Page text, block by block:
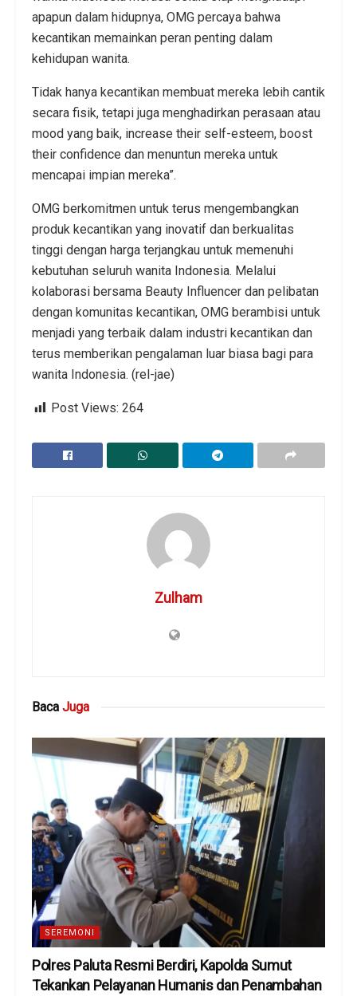
apapun dalam hidupnya, OMG percaya bahwa
kecantikan memainkan peran penting dalam
kehidupan wanita.
Tidak hanya kecantikan membuat mereka lebih cantik
secara fisik, tetapi juga menghadirkan perasaan atau
mood yang baik, increase their self-esteem, boost
their confidence dan menuntun mereka untuk
mencapai impian mereka”.
OMG berkomitmen untuk terus mengembangkan
produk kecantikan yang inovatif dan berkualitas
tinggi dengan harga terjangkau untuk memenuhi
kebutuhan seluruh wanita Indonesia. Melalui
kolaborasi bersama Beauty Influencer dan pelibatan
dengan komunitas kecantikan, OMG berambisi untuk
menjadi yang terbaik dalam industri kecantikan dan
terus memberikan pengalaman luar biasa bagi para
wanita Indonesia. (rel-jae)
Post Views: 264
Zulham
Baca Juga
SEREMONI
Polres Paluta Resmi Berdiri, Kapolda Sumut
Tekankan Pelayanan Humanis dan Penambahan